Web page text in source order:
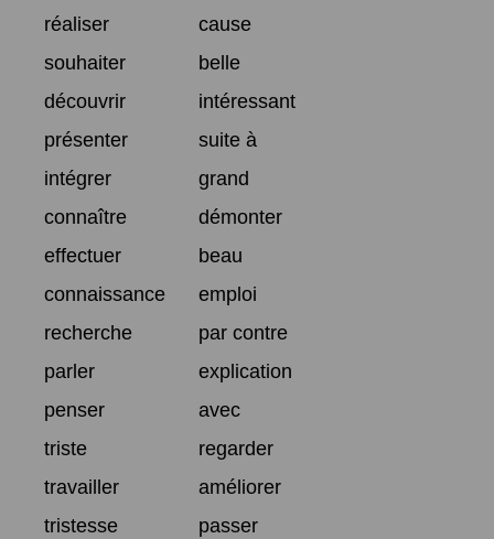
réaliser
cause
souhaiter
belle
découvrir
intéressant
présenter
suite à
intégrer
grand
connaître
démonter
effectuer
beau
connaissance
emploi
recherche
par contre
parler
explication
penser
avec
triste
regarder
travailler
améliorer
tristesse
passer